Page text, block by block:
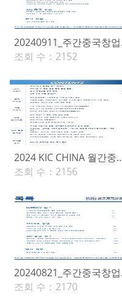
조회 수： 2152
2024 KIC
조회 수： 2156
조회 수： 2170